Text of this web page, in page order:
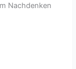
Nachdenken